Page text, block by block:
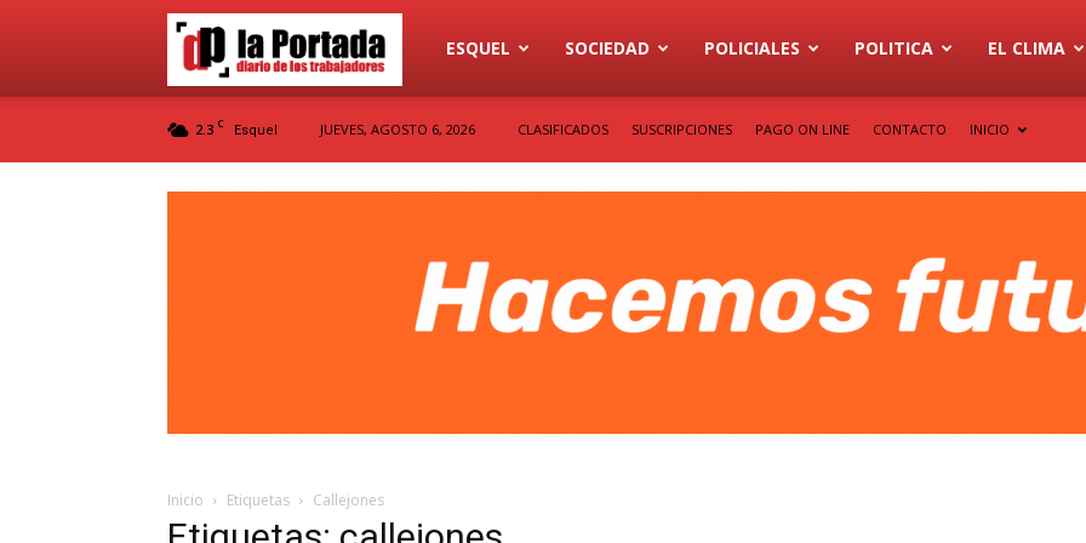
Diario
La
ESQUEL SOCIEDAD POLICIALES POLITICA EL CLIMA
2.3 C Esquel JUEVES, AGOSTO 6, 2026 CLASIFICADOS SUSCRIPCIONES PAGO ON LINE CONTACTO INICIO
Inicio Etiquetas Callejones